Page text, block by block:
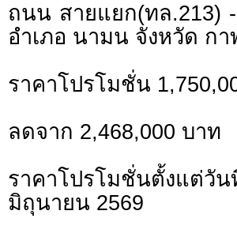
ถนน สายแยก(ทล.213)
อำเภอ นามน จังหวัด ก
ราคาโปรโมชั่น
ลดจาก 2,468,000 บาท
ราคาโปรโมชั่นตั้งแ
มิถุนายน 2569